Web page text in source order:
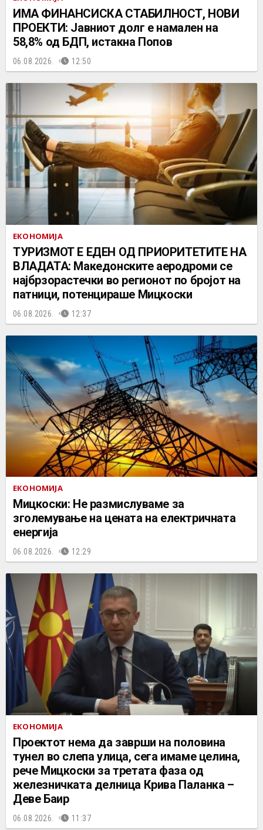
ИМА ФИНАНСИСКА СТАБИЛНОСТ, НОВИ
ПРОЕКТИ: Јавниот долг е намален на
58,8% од БДП, истакна Попов
06.08.2026. 12:50
ЕКОНОМИЈА
ТУРИЗМОТ Е ЕДЕН ОД ПРИОРИТЕТИТЕ НА
ВЛАДАТА: Македонските аеродроми се
најбрзорастечки во регионот по бројот на
патници, потенцираше Мицкоски
06.08.2026. 12:37
ЕКОНОМИЈА
Мицкоски: Не размислуваме за
зголемување на цената на електричната
енергија
06.08.2026. 12:29
ЕКОНОМИЈА
Проектот нема да заврши на половина
тунел во слепа улица, сега имаме целина,
рече Мицкоски за третата фаза од
железничката делница Крива Паланка –
Деве Баир
06.08.2026. 11:37